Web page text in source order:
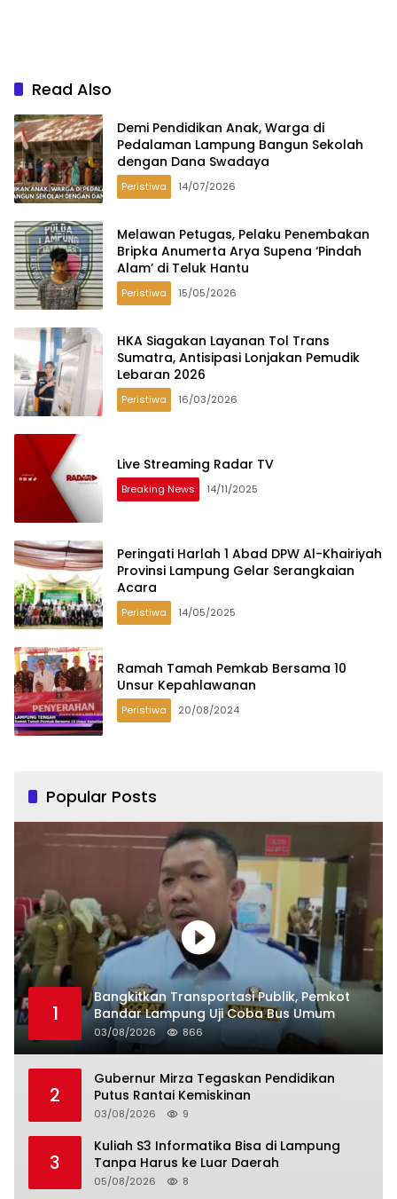
Read Also
Demi Pendidikan Anak, Warga di
Pedalaman Lampung Bangun Sekolah
dengan Dana Swadaya
Peristiwa 14/07/2026
Melawan Petugas, Pelaku Penembakan
Bripka Anumerta Arya Supena ‘Pindah
Alam’ di Teluk Hantu
Peristiwa 15/05/2026
HKA Siagakan Layanan Tol Trans
Sumatra, Antisipasi Lonjakan Pemudik
Lebaran 2026
Peristiwa 16/03/2026
Live Streaming Radar TV
Breaking News 14/11/2025
Peringati Harlah 1 Abad DPW Al-Khairiyah
Provinsi Lampung Gelar Serangkaian
Acara
Peristiwa 14/05/2025
Ramah Tamah Pemkab Bersama 10
Unsur Kepahlawanan
Peristiwa 20/08/2024
Popular Posts
1
Bangkitkan Transportasi Publik, Pemkot
Bandar Lampung Uji Coba Bus Umum
03/08/2026 866
2
Gubernur Mirza Tegaskan Pendidikan
Putus Rantai Kemiskinan
03/08/2026 9
3
Kuliah S3 Informatika Bisa di Lampung
Tanpa Harus ke Luar Daerah
05/08/2026 8